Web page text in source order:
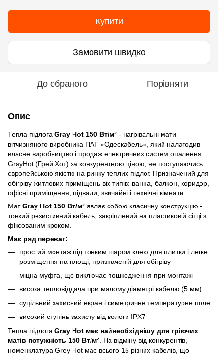
Купити
Замовити швидко
До обраного Порівняти
Опис
Тепла підлога Gray Hot 150 Вт/м² - нагрівальні мати
вітчизняного виробника ПАТ «Одескабель», який налагодив
власне виробництво і продаж електричних систем опалення
GrayHot (Грей Хот) за конкурентною ціною, не поступаючись
європейською якістю на ринку теплих підлог. Призначений для
обігріву житлових приміщень віх типів: ванна, балкон, коридор,
офісні приміщення, підвали, звичайні і технічні кімнати.
МатGray Hot 150 Вт/м² являє собою класичну конструкцію -
тонкий резистивний кабель, закріплений на пластиковій сітці з
фіксованим кроком.
Має ряд переваг:
простий монтаж під тонким шаром клею для плитки і легке
розміщення на площі, призначеній для обігріву
міцна муфта, що виключає пошкодження при монтажі
висока тепловіддача при малому діаметрі кабелю (5 мм)
суцільний захисний екран і симетричне температурне поле
високий ступінь захисту від вологи IPX7
Тепла підлога Gray Hot має найнеобхіднішу для гріючих
матів потужність 150 Вт/м² . На відміну від конкурентів,
номенклатура Grey Hot має всього 15 різних кабелів, що